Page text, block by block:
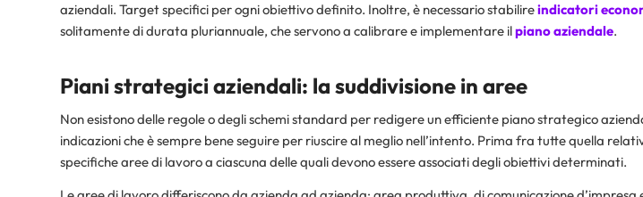
aziendali. Target specifici per ogni obiettivo definito. Inoltre, è necessario stabilireindicatori
solitamente di durata pluriannuale, che servono a calibrare e implementare ilpiano aziendale.
Piani strategici aziendali: la suddivisione in aree
Non esistono delle regole o degli schemi standard per redigere un efficiente piano strategico
indicazioni che è sempre bene seguire per riuscire al meglio nell’intento. Prima fra tutte quella
specifiche aree di lavoro a ciascuna delle quali devono essere associati degli obiettivi determinati.